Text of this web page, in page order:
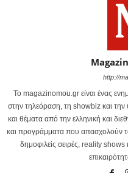
http://
Το magazinomou.gr είναι ένας
στην τηλεόραση, τη showbiz και την
και θέματα από την ελληνική και
και προγράμματα που απασχολούν το
δημοφιλείς σειρές, reality shows